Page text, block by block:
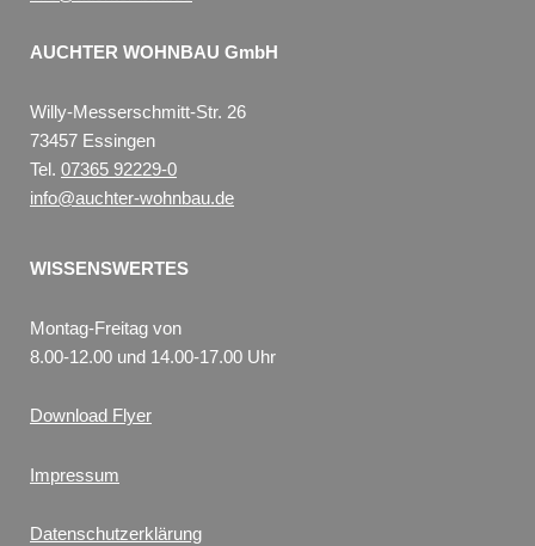
AUCHTER WOHNBAU GmbH
Willy-Messerschmitt-Str. 26
73457 Essingen
Tel. 07365 92229-0
info@auchter-wohnbau.de
WISSENSWERTES
Montag-Freitag von
8.00-12.00 und 14.00-17.00 Uhr
Download Flyer
Impressum
Datenschutzerklärung